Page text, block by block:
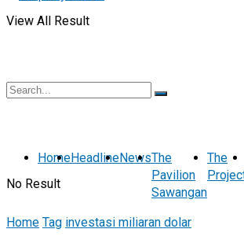
View All Result
No Result
HomeHeadlineNewsThe
Pavilion
Sawangan
The
Home Tag investasi miliaran dolar